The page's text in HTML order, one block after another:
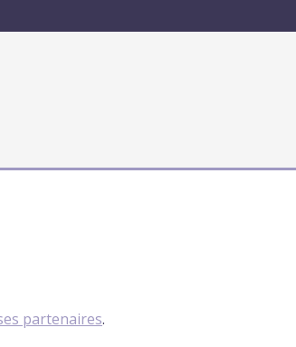
partenaires.